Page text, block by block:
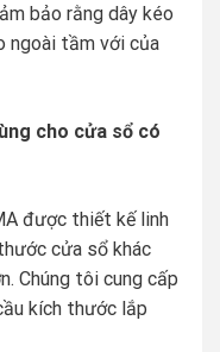
bảo rằng dây kéo
ngoài tầm với của
cho cửa sổ có
được thiết kế linh
cửa sổ khác
Chúng tôi cung cấp
kích thước lắp